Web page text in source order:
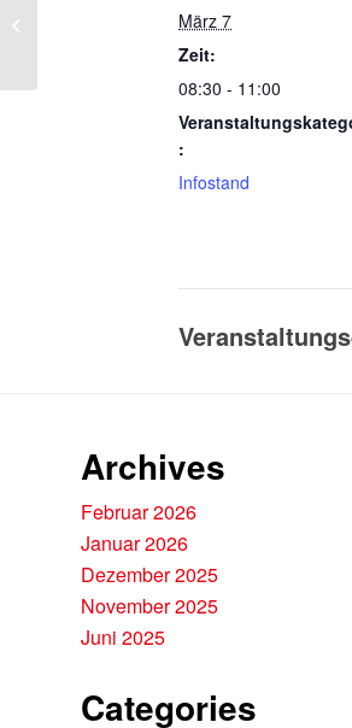
März 7
Zeit:
08:30 - 11:00
:
Infostand
Archives
Februar 2026
Januar 2026
Dezember 2025
November 2025
Juni 2025
Categories